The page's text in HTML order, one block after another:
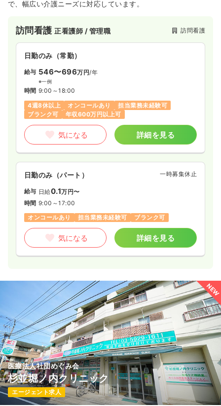
で、幅広い介護ニーズに対応しています。
訪問看護正看護師 / 管理職 訪問看護
日勤のみ（常勤）
給与 546〜696万円/年
※一例
時間 9:00～18:00
4週8休以上
オンコールあり
担当業務未経験可
ブランク可
年収600万円以上可
気になる 詳細を見る
日勤のみ（パート） 一時募集休止
給与 日給0.1万円〜
時間 9:00～17:00
オンコールあり
担当業務未経験可 ブランク可
気になる 詳細を見る
NEW
医療法人社団めぐみ会
杉並堀ノ内クリニック
エージェント求人